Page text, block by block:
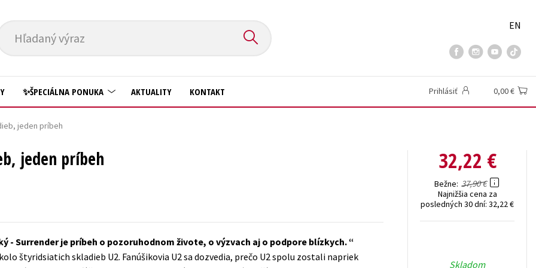
Hľadaný výraz
EN
Krížovky
Ostatné
Učebnice
Umenie a kultúra
✨ŠPECIÁLNA PONUKA AKTUALITY KONTAKT Prihlásiť 0,00 €
jeden príbeh
jeden príbeh
- Surrender je príbeh o pozoruhodnom živote, o výzvach aj o podpore blízkych.
štyridsiatich skladieb U2. Fanúšikovia U2 sa dozvedia, prečo U2 spolu zostali napriek
32,22 €
Bežne 37,90 €
Najnižšia cena za
posledných 30 dní: 32,22 €
Skladom